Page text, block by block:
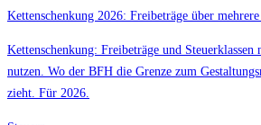
Kettenschenkung 2026: Freibeträge über
Kettenschenkung: Freibeträge und
nutzen. Wo der BFH die Grenze zum
zieht. Für 2026.